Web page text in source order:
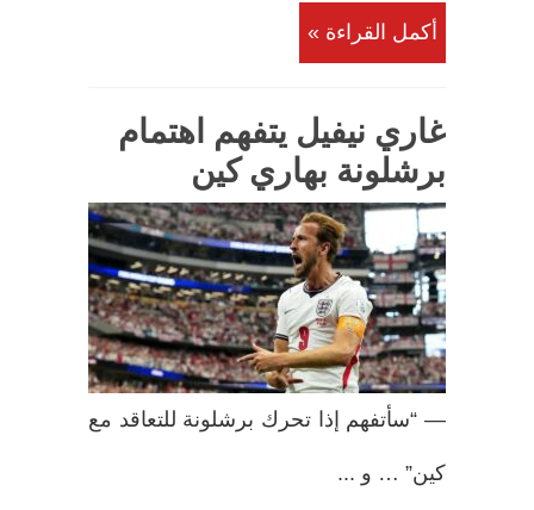
أكمل القراءة »
غاري نيفيل يتفهم اهتمام
برشلونة بهاري كين
— “سأتفهم إذا تحرك برشلونة للتعاقد مع
كين” … و ...